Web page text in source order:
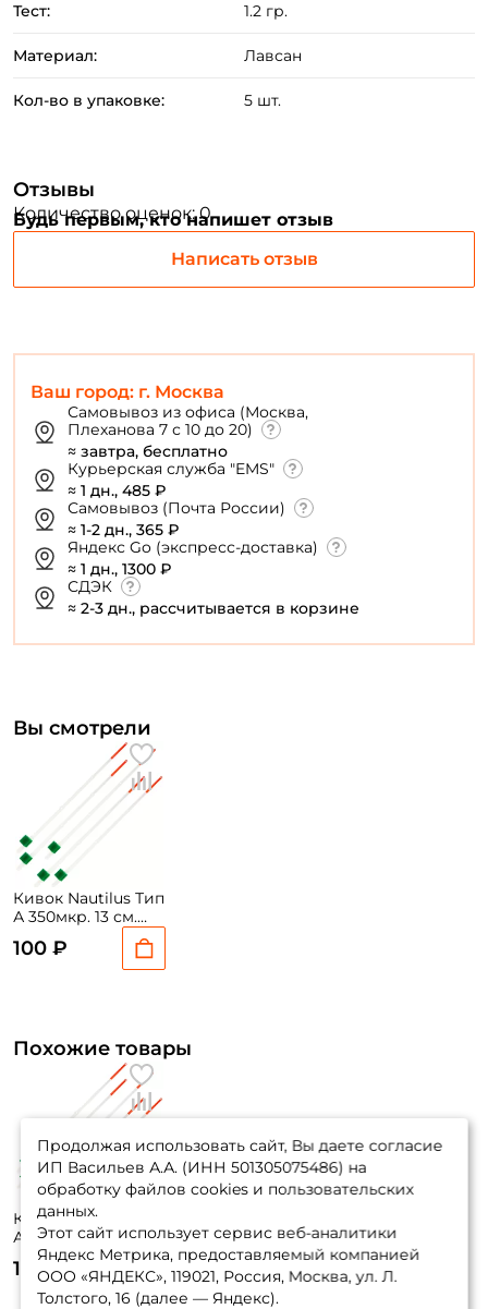
Ваш город: г. Москва
Самовывоз из офиса (Москва,
Плеханова 7 с 10 до 20)
≈ завтра, бесплатно
Курьерская служба "EMS"
≈ 1 дн., 485 ₽
Самовывоз (Почта России)
≈ 1-2 дн., 365 ₽
Яндекс Go (экспресс-доставка)
≈ 1 дн., 1300 ₽
СДЭК
≈ 2-3 дн., рассчитывается в корзине
Тест: 1.2 гр.
Материал: Лавсан
Кол-во в упаковке: 5 шт.
Отзывы
Количество оценок: 0
Будь первым, кто напишет отзыв
Написать отзыв
Вы смотрели
Кивок Nautilus Тип
А 350мкр. 13 см.
100 ₽
Похожие товары
Кивок Nautilus Тип
А 300мкр. 10см.
1.5гр. 5шт.
100 ₽
Продолжая использовать сайт, Вы даете согласие
ИП Васильев А.А. (ИНН 501305075486) на
обработку файлов cookies и пользовательских
данных.
Этот сайт использует сервис веб-аналитики
Яндекс Метрика, предоставляемый компанией
ООО «ЯНДЕКС», 119021, Россия, Москва, ул. Л.
Толстого, 16 (далее — Яндекс).
Придумайте пароль: *
Заполняя данную форму вы соглашаетесь на обработку
персональных данных
Создать аккаунт